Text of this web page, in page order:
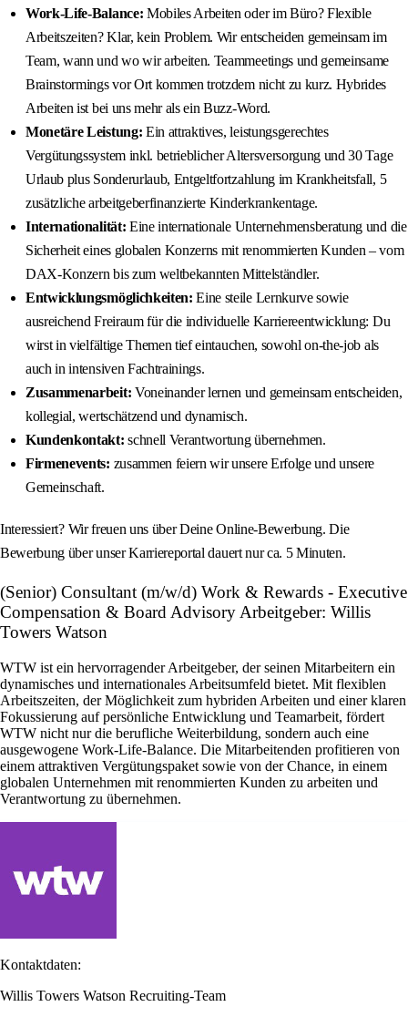
Work-Life-Balance: Mobiles Arbeiten oder im Büro? Flexible
Arbeitszeiten? Klar, kein Problem. Wir entscheiden gemeinsam im
Team, wann und wo wir arbeiten. Teammeetings und gemeinsame
Brainstormings vor Ort kommen trotzdem nicht zu kurz. Hybrides
Arbeiten ist bei uns mehr als ein Buzz-Word.
Monetäre Leistung: Ein attraktives, leistungsgerechtes
Vergütungssystem inkl. betrieblicher Altersversorgung und 30 Tage
Urlaub plus Sonderurlaub, Entgeltfortzahlung im Krankheitsfall, 5
zusätzliche arbeitgeberfinanzierte Kinderkrankentage.
Internationalität: Eine internationale Unternehmensberatung und die
Sicherheit eines globalen Konzerns mit renommierten Kunden – vom
DAX-Konzern bis zum weltbekannten Mittelständler.
Entwicklungsmöglichkeiten: Eine steile Lernkurve sowie
ausreichend Freiraum für die individuelle Karriereentwicklung: Du
wirst in vielfältige Themen tief eintauchen, sowohl on-the-job als
auch in intensiven Fachtrainings.
Zusammenarbeit: Voneinander lernen und gemeinsam entscheiden,
kollegial, wertschätzend und dynamisch.
Kundenkontakt: schnell Verantwortung übernehmen.
Firmenevents: zusammen feiern wir unsere Erfolge und unsere
Gemeinschaft.
Interessiert? Wir freuen uns über Deine Online-Bewerbung. Die
Bewerbung über unser Karriereportal dauert nur ca. 5 Minuten.
(Senior) Consultant (m/w/d) Work & Rewards - Executive
Compensation & Board Advisory Arbeitgeber: Willis
Towers Watson
WTW ist ein hervorragender Arbeitgeber, der seinen Mitarbeitern ein
dynamisches und internationales Arbeitsumfeld bietet. Mit flexiblen
Arbeitszeiten, der Möglichkeit zum hybriden Arbeiten und einer klaren
Fokussierung auf persönliche Entwicklung und Teamarbeit, fördert
WTW nicht nur die berufliche Weiterbildung, sondern auch eine
ausgewogene Work-Life-Balance. Die Mitarbeitenden profitieren von
einem attraktiven Vergütungspaket sowie von der Chance, in einem
globalen Unternehmen mit renommierten Kunden zu arbeiten und
Verantwortung zu übernehmen.
Kontaktdaten:
Willis Towers Watson Recruiting-Team